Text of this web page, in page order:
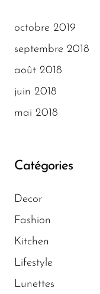
octobre 2019
septembre 2018
août 2018
juin 2018
mai 2018
Catégories
Decor
Fashion
Kitchen
Lifestyle
Lunettes